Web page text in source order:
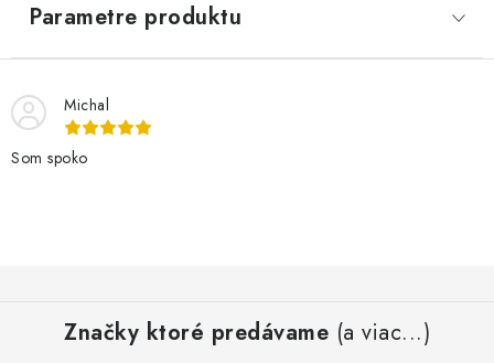
Parametre produktu
Michal
Som spoko
Značky ktoré predávame (a viac...)